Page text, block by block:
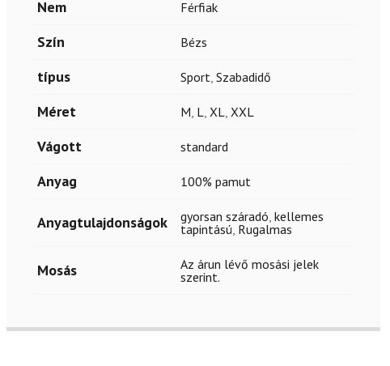
Nem Férfiak
Szín Bézs
típus Sport, Szabadidő
Méret M, L, XL, XXL
Vágott standard
Anyag 100% pamut
Anyagtulajdonságok gyorsan száradó, kellemes
tapintású, Rugalmas
Mosás
Az árun lévő mosási jelek
szerint.